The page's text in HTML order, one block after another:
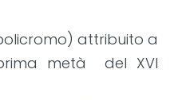
attribuito a
metà del XVI